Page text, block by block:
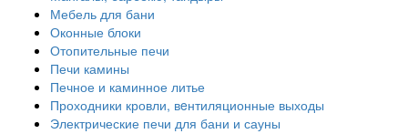
Мебель для бани
Оконные блоки
Отопительные печи
Печи камины
Печное и каминное литье
Проходники кровли, вeнтиляционные выходы
Электрические печи для бани и сауны